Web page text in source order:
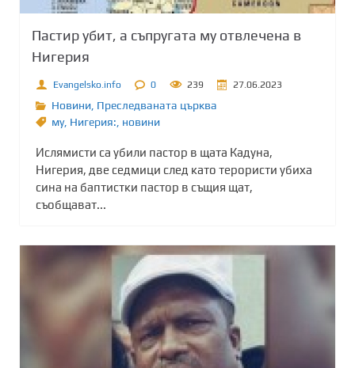
Пастир убит, а съпругата му отвлечена в
Нигерия
Evangelsko.info 0 239 27.06.2023
Новини, Преследваната църква
му, Нигерия:, новини
Ислямисти са убили пастор в щата Кадуна,
Нигерия, две седмици след като терористи убиха
сина на баптистки пастор в същия щат,
съобщават...